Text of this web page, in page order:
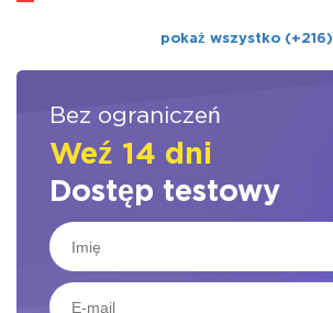
pokaż wszystko (+216)
Bez ograniczeń
Weź 14 dni
Dostęp testowy